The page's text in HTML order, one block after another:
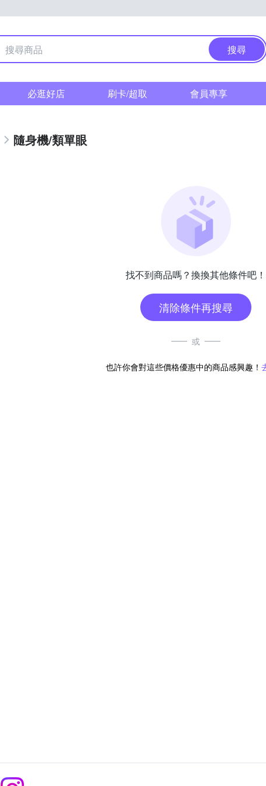
搜尋
必逛好店 刷卡/超取 會員專享
隨身機/類單眼
找不到商品嗎？換換其他條件吧！
清除條件再搜尋
或
也許你會對這些價格優惠中的商品感興趣！